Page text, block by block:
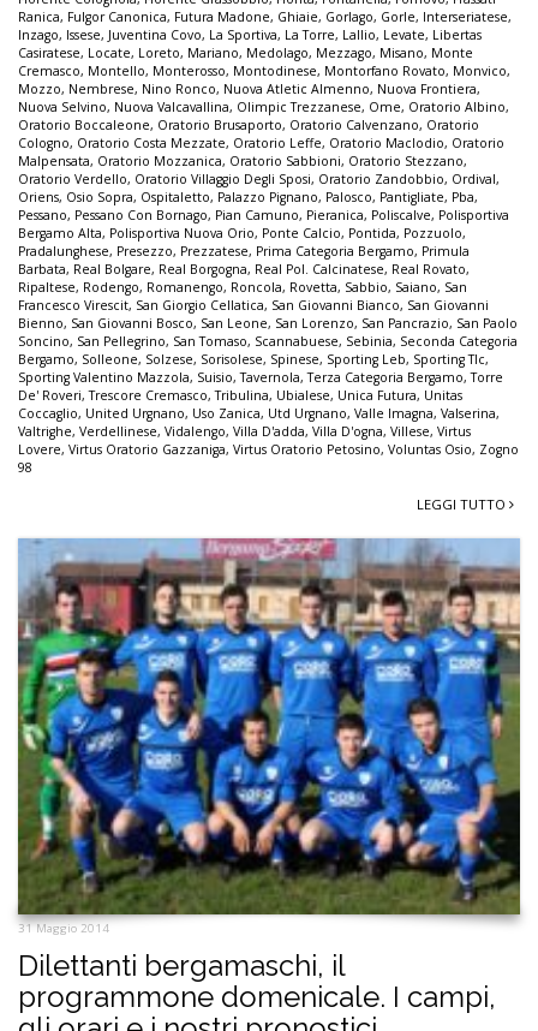
Ranica, Fulgor Canonica, Futura Madone, Ghiaie, Gorlago, Gorle, Interseriatese,
Inzago, Issese, Juventina Covo, La Sportiva, La Torre, Lallio, Levate, Libertas
Casiratese, Locate, Loreto, Mariano, Medolago, Mezzago, Misano, Monte
Cremasco, Montello, Monterosso, Montodinese, Montorfano Rovato, Monvico,
Mozzo, Nembrese, Nino Ronco, Nuova Atletic Almenno, Nuova Frontiera,
Nuova Selvino, Nuova Valcavallina, Olimpic Trezzanese, Ome, Oratorio Albino,
Oratorio Boccaleone, Oratorio Brusaporto, Oratorio Calvenzano, Oratorio
Cologno, Oratorio Costa Mezzate, Oratorio Leffe, Oratorio Maclodio, Oratorio
Malpensata, Oratorio Mozzanica, Oratorio Sabbioni, Oratorio Stezzano,
Oratorio Verdello, Oratorio Villaggio Degli Sposi, Oratorio Zandobbio, Ordival,
Oriens, Osio Sopra, Ospitaletto, Palazzo Pignano, Palosco, Pantigliate, Pba,
Pessano, Pessano Con Bornago, Pian Camuno, Pieranica, Poliscalve, Polisportiva
Bergamo Alta, Polisportiva Nuova Orio, Ponte Calcio, Pontida, Pozzuolo,
Pradalunghese, Presezzo, Prezzatese, Prima Categoria Bergamo, Primula
Barbata, Real Bolgare, Real Borgogna, Real Pol. Calcinatese, Real Rovato,
Ripaltese, Rodengo, Romanengo, Roncola, Rovetta, Sabbio, Saiano, San
Francesco Virescit, San Giorgio Cellatica, San Giovanni Bianco, San Giovanni
Bienno, San Giovanni Bosco, San Leone, San Lorenzo, San Pancrazio, San Paolo
Soncino, San Pellegrino, San Tomaso, Scannabuese, Sebinia, Seconda Categoria
Bergamo, Solleone, Solzese, Sorisolese, Spinese, Sporting Leb, Sporting Tlc,
Sporting Valentino Mazzola, Suisio,Tavernola,Terza Categoria Bergamo,Torre
De' Roveri,Trescore Cremasco,Tribulina, Ubialese, Unica Futura, Unitas
Coccaglio, United Urgnano, Uso Zanica, Utd Urgnano, Valle Imagna, Valserina,
Valtrighe, Verdellinese, Vidalengo, Villa D'adda, Villa D'ogna, Villese, Virtus
Lovere, Virtus Oratorio Gazzaniga, Virtus Oratorio Petosino, Voluntas Osio, Zogno
98
LEGGI TUTTO
31 Maggio 2014
Dilettanti bergamaschi, il
programmone domenicale. I campi,